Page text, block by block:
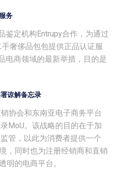
务
鉴定机构Entrupy合作，为通过
奢侈品包包提供正品认证服
电商领域的最新举措，目的是
谅解备忘录
协会和东南亚电子商务平台
MoU。该战略的目的在于加
管，以此为消费者提供一个
，同时也为注册经销商和直销
明的电商平台。